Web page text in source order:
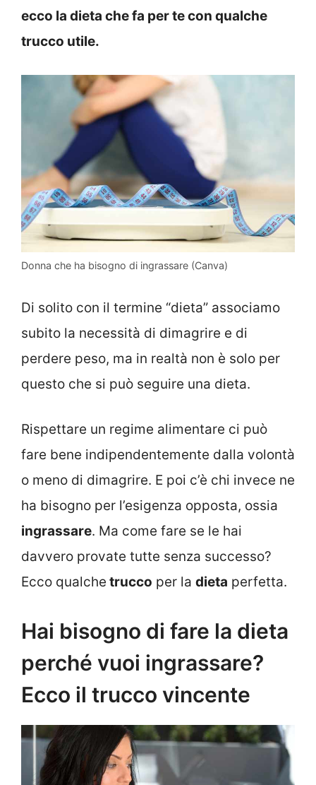
ecco la dieta che fa per te con qualche
trucco utile.
Donna che ha bisogno di ingrassare (Canva)
Di solito con il termine “dieta” associamo
subito la necessità di dimagrire e di
perdere peso, ma in realtà non è solo per
questo che si può seguire una dieta.
Rispettare un regime alimentare ci può
fare bene indipendentemente dalla volontà
o meno di dimagrire. E poi c’è chi invece ne
ha bisogno per l’esigenza opposta, ossia
ingrassare. Ma come fare se le hai
davvero provate tutte senza successo?
Ecco qualche trucco per la dieta perfetta.
Hai bisogno di fare la dieta
perché vuoi ingrassare?
Ecco il trucco vincente